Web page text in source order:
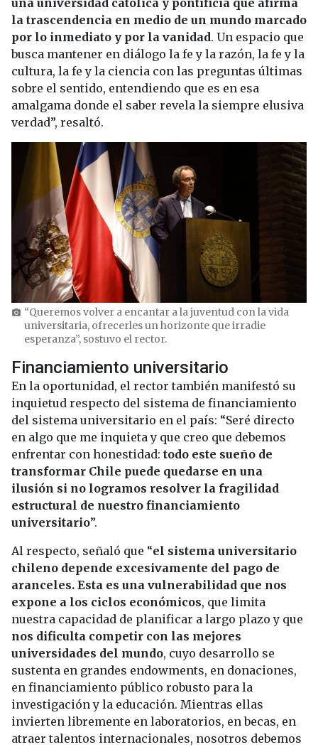
la trascendencia en medio de un mundo marcado
por lo inmediato y por la vanidad. Un espacio que
busca mantener en diálogo la fe y la razón, la fe y la
cultura, la fe y la ciencia con las preguntas últimas
sobre el sentido, entendiendo que es en esa
amalgama donde el saber revela la siempre elusiva
verdad”, resaltó.
photo_camera “Queremos volver a encantar a la juventud con la vida
universitaria, ofrecerles un horizonte que irradie
esperanza”, sostuvo el rector.
Financiamiento universitario
En la oportunidad, el rector también manifestó su
inquietud respecto del sistema de financiamiento
del sistema universitario en el país: “Seré directo
en algo que me inquieta y que creo que debemos
enfrentar con honestidad: todo este sueño de
transformar Chile puede quedarse en una
ilusión si no logramos resolver la fragilidad
estructural de nuestro financiamiento
universitario”.
Al respecto, señaló que “el sistema universitario
chileno depende excesivamente del pago de
aranceles. Esta es una vulnerabilidad que nos
expone a los ciclos económicos, que limita
nuestra capacidad de planificar a largo plazo y que
nos dificulta competir con las mejores
universidades del mundo, cuyo desarrollo se
sustenta en grandes endowments, en donaciones,
en financiamiento público robusto para la
investigación y la educación. Mientras ellas
invierten libremente en laboratorios, en becas, en
atraer talentos internacionales, nosotros debemos